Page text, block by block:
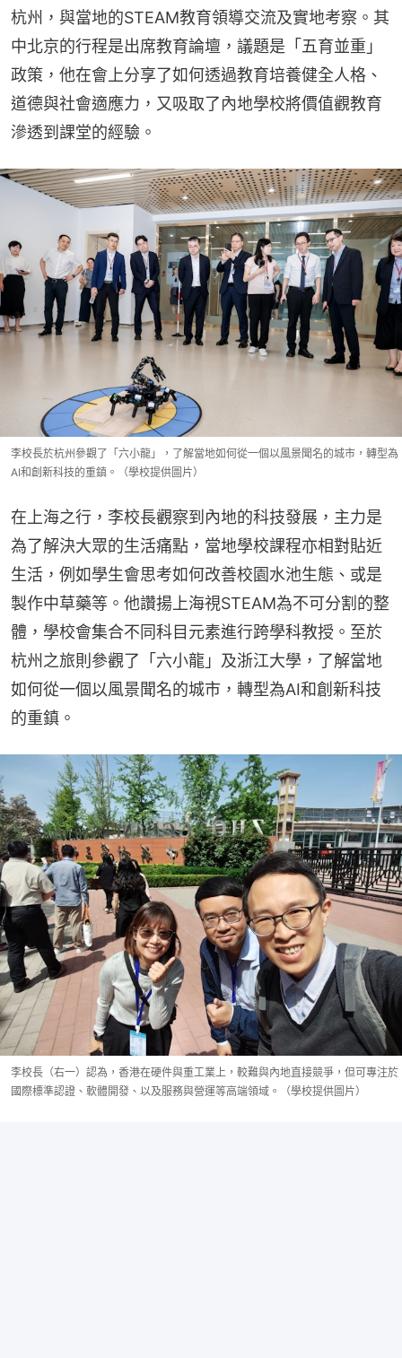
杭州，與當地的STEAM教育領導交流及實地考察。其
中北京的行程是出席教育論壇，議題是「五育並重」
政策，他在會上分享了如何透過教育培養健全人格、
道德與社會適應力，又吸取了內地學校將價值觀教育
滲透到課堂的經驗。
李校長於杭州參觀了「六小龍」，了解當地如何從一個以風景聞名的城市，轉型為
AI和創新科技的重鎮。（學校提供圖片）
在上海之行，李校長觀察到內地的科技發展，主力是
為了解決大眾的生活痛點，當地學校課程亦相對貼近
生活，例如學生會思考如何改善校園水池生態、或是
製作中草藥等。他讚揚上海視STEAM為不可分割的整
體，學校會集合不同科目元素進行跨學科教授。至於
杭州之旅則參觀了「六小龍」及浙江大學，了解當地
如何從一個以風景聞名的城市，轉型為AI和創新科技
的重鎮。
李校長（右一）認為，香港在硬件與重工業上，較難與內地直接競爭，但可專注於
國際標準認證、軟體開發、以及服務與營運等高端領域。（學校提供圖片）